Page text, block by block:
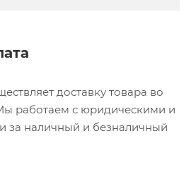
доставку товара во
работаем с юридическими и
за наличный и безналичный